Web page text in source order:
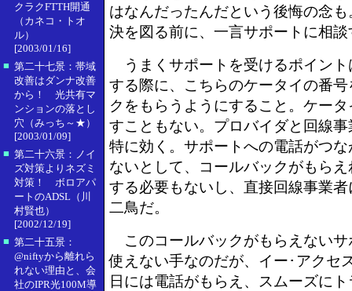
クラクFTTH開通
（カネコ・トオ
ル）
[2003/01/16]
■ 第二十七景：帯域
改善はダンナ改善
から！ 光共有マ
ンションの落とし
穴（みっち～★）
[2003/01/09]
■ 第二十六景：ノイ
ズ対策よりネズミ
対策！ ボロアパ
ートのADSL（川
村賢也）
[2002/12/19]
■ 第二十五景：
@niftyから離れら
れない理由と、会
社のIPR光100M導
はなんだったんだという後悔の念
決を図る前に、一言サポートに相
うまくサポートを受けるポイント
する際に、こちらのケータイの番
クをもらうようにすること。ケー
すこともない。プロバイダと回線
特に効く。サポートへの電話がつ
ないとして、コールバックがもら
する必要もないし、直接回線事業
二鳥だ。
このコールバックがもらえないサ
使えない手なのだが、イー･アクセ
日には電話がもらえ、スムーズに